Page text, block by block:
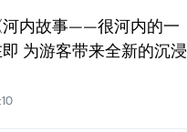
河内故事——很河内的一
为游客带来全新的沉浸